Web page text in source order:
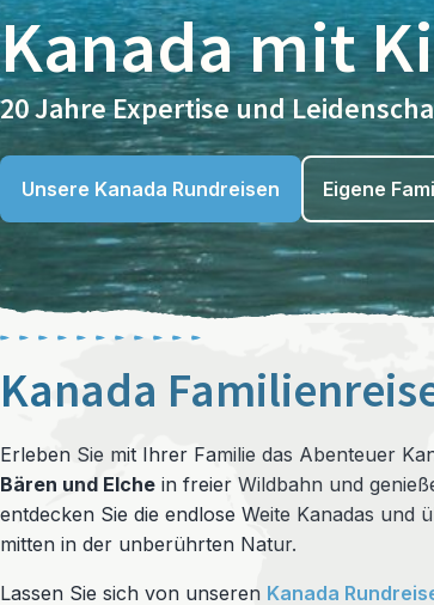
Kanada mit
20 Jahre Expertise und
Unsere Kanada Rundreisen Eigene
Kanada
Erleben Sie mit Ihrer Familie das Abenteuer
Bären und Elche in freier Wildbahn und
entdecken Sie die endlose Weite Kanadas und
mitten in der unberührten Natur.
Lassen Sie sich von unseren Kanada